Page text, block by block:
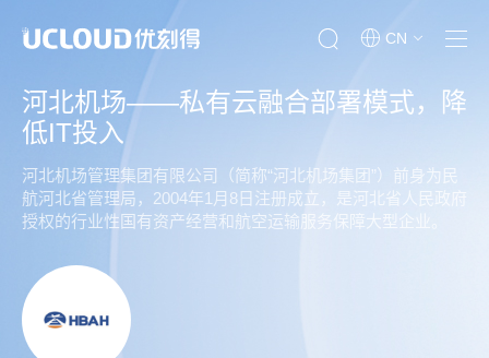
CN
河北机场——私有云融合部署模式，降
低IT投入
河北机场管理集团有限公司（简称“河北机场集团”）前身为民
航河北省管理局，2004年1月8日注册成立，是河北省人民政府
授权的行业性国有资产经营和航空运输服务保障大型企业。